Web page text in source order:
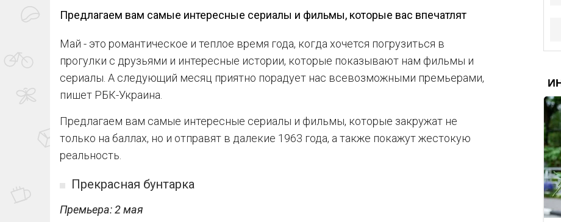
Предлагаем вам самые интересные сериалы и фильмы, которые вас впечатлят
Май - это романтическое и теплое время года, когда хочется погрузиться в
прогулки с друзьями и интересные истории, которые показывают нам фильмы и
сериалы. А следующий месяц приятно порадует нас всевозможными премьерами,
пишет РБК-Украина.
Предлагаем вам самые интересные сериалы и фильмы, которые закружат не
только на баллах, но и отправят в далекие 1963 года, а также покажут жестокую
реальность.
Прекрасная бунтарка
Премьера: 2 мая